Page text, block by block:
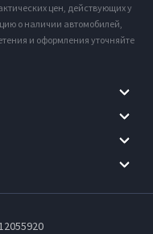
цен, действующих у
о наличии автомобилей,
и оформления уточняйте